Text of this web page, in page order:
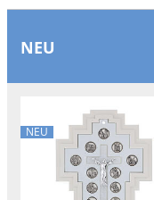
NEU
NEU